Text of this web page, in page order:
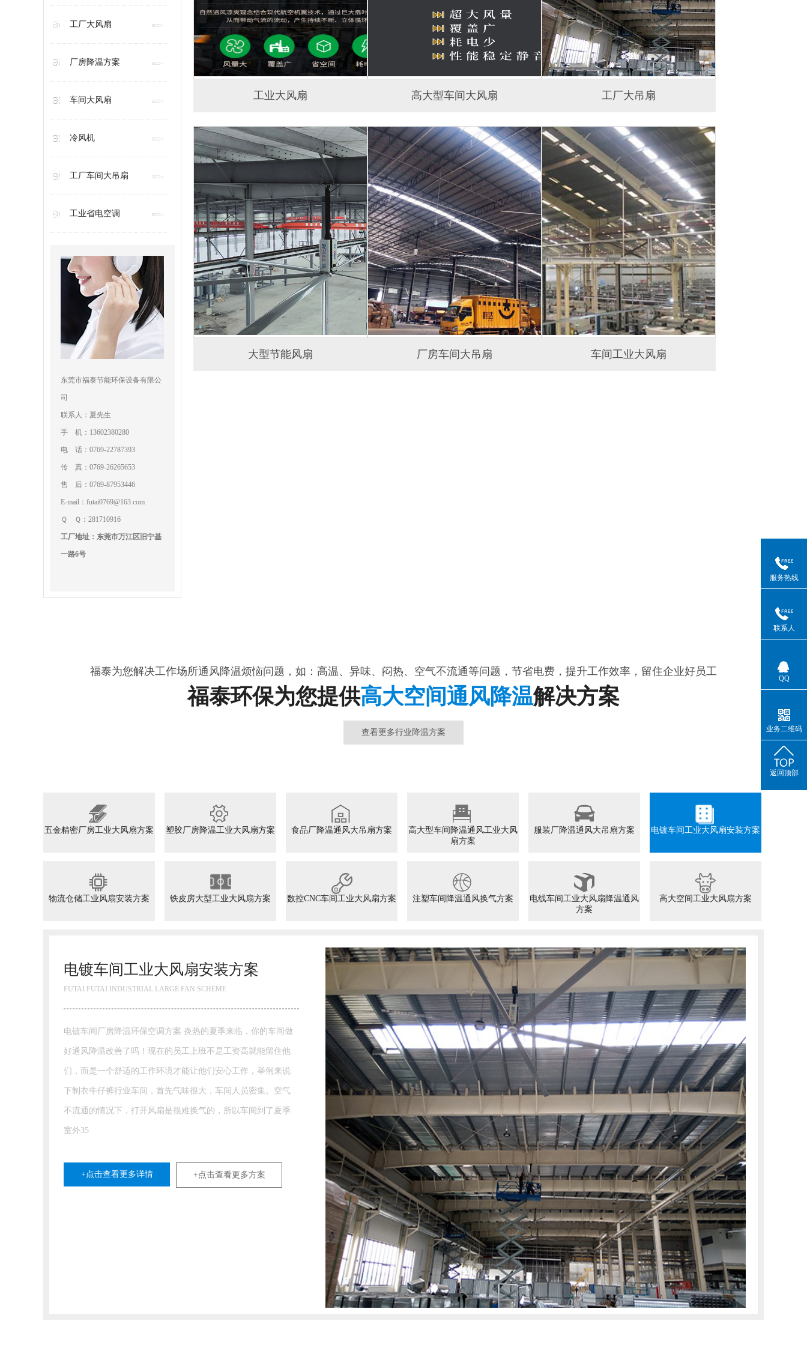
工厂大风扇
厂房降温方案
车间大风扇
冷风机
工厂车间大吊扇
工业省电空调
东莞市福泰节能环保设备有限公
司
联系人：夏先生
手 机：13602380280
电 话：0769-22787393
传 真：0769-26265653
售 后：0769-87953446
E-mail：futai0769@163.com
Ｑ Ｑ：281710916
工厂地址：东莞市万江区旧宁基
一路6号
工业大风扇 高大型车间大风扇 工厂大吊扇
大型节能风扇 厂房车间大吊扇 车间工业大风扇
福泰为您解决工作场所通风降温烦恼问题，如：高温、异味、闷热、空气不流通等问题，节省电费，提升工作效率，留住企业好员工
福泰环保为您提供高大空间通风降温解决方案
查看更多行业降温方案
五金精密厂房工业大风扇方案 塑胶厂房降温工业大风扇方案 食品厂降温通风大吊扇方案
高大型车间降温通风工业大风
扇方案
服装厂降温通风大吊扇方案 电镀车间工业大风扇安装方案
物流仓储工业风扇安装方案 铁皮房大型工业大风扇方案 数控CNC车间工业大风扇方案 注塑车间降温通风换气方案
电线车间工业大风扇降温通风
方案
高大空间工业大风扇方案
车间工业大风扇安装方案
INDUSTRIAL LARGE FAN SCHEME
降温环保空调方案 炎热的夏季来临，你的车间做
降温改善了吗！现在的员工上班不是工资高就能留住他
是一个舒适的工作环境才能让他们安心工作，举例来说
牛仔裤行业车间，首先气味很大，车间人员密集。空气
的情况下，打开风扇是很难换气的，所以车间到了夏季
+点击查看更多方案
物流仓储工业
FUTAI FUTAI INDUSTRIAL
仓库降温一直是个难题，因
做整体降温如果使用中央空
吧，效果不明显，且有安全
题呢？ 1.仓库工业大风扇可以推动巨量空气流动，实现覆盖面
积： 工业大风扇扇独特的机
+点击查看更多详情
服务热线
联系人
QQ
业务二维码
返回顶部